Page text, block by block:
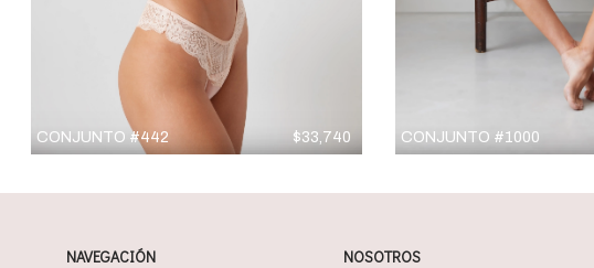
CONJUNTO #442 $33,740 CONJUNTO #1000
NAVEGACIÓN
NOSOTROS